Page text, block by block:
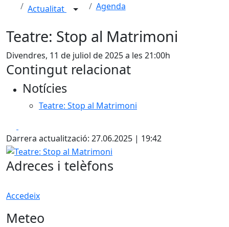
Actualitat Agenda
Teatre: Stop al Matrimoni
Divendres, 11 de juliol de 2025 a les 21:00h
Contingut relacionat
Notícies
Teatre: Stop al Matrimoni
Darrera actualització: 27.06.2025 | 19:42
Teatre: Stop al Matrimoni
Adreces i telèfons
Accedeix
Meteo